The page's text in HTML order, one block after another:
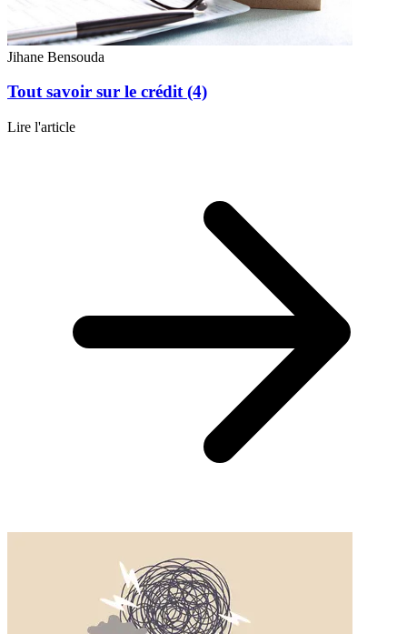
Jihane Bensouda
Tout savoir sur le crédit (4)
Lire l'article